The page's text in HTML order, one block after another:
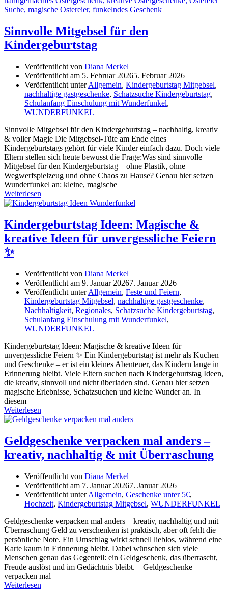
Sinnvolle Mitgebsel für den
Kindergeburtstag
Veröffentlicht von Diana Merkel
Veröffentlicht am 5. Februar 20265. Februar 2026
Veröffentlicht unterAllgemein, Kindergeburtstag Mitgebsel,
nachhaltige gastgeschenke, Schatzsuche Kindergeburtstag,
Schulanfang Einschulung mit Wunderfunkel,
WUNDERFUNKEL
Sinnvolle Mitgebsel für den Kindergeburtstag – nachhaltig, kreativ
& voller Magie Die Mitgebsel-Tüte am Ende eines
Kindergeburtstags gehört für viele Kinder einfach dazu. Doch viele
Eltern stellen sich heute bewusst die Frage:Was sind sinnvolle
Mitgebsel für den Kindergeburtstag – ohne Plastik, ohne
Wegwerfspielzeug und ohne Chaos zu Hause? Genau hier setzen
Wunderfunkel an: kleine, magische
Weiterlesen
Kindergeburtstag Ideen: Magische &
kreative Ideen für unvergessliche Feiern
✨
Veröffentlicht von Diana Merkel
Veröffentlicht am 9. Januar 20267. Januar 2026
Veröffentlicht unterAllgemein, Feste und Feiern,
Kindergeburtstag Mitgebsel, nachhaltige gastgeschenke,
Nachhaltigkeit, Regionales, Schatzsuche Kindergeburtstag,
Schulanfang Einschulung mit Wunderfunkel,
WUNDERFUNKEL
Kindergeburtstag Ideen: Magische & kreative Ideen für
unvergessliche Feiern ✨ Ein Kindergeburtstag ist mehr als Kuchen
und Geschenke – er ist ein kleines Abenteuer, das Kindern lange in
Erinnerung bleibt. Viele Eltern suchen nach Kindergeburtstag Ideen,
die kreativ, sinnvoll und nicht überladen sind. Genau hier setzen
magische Erlebnisse, Schatzsuchen und kleine Wunder an. In
diesem
Weiterlesen
Geldgeschenke verpacken mal anders –
kreativ, nachhaltig & mit Überraschung
Veröffentlicht von Diana Merkel
Veröffentlicht am 7. Januar 20267. Januar 2026
Veröffentlicht unterAllgemein, Geschenke unter 5€,
Hochzeit, Kindergeburtstag Mitgebsel, WUNDERFUNKEL
Geldgeschenke verpacken mal anders – kreativ, nachhaltig und mit
Überraschung Geld zu verschenken ist praktisch, aber oft fehlt die
persönliche Note. Ein Umschlag wirkt schnell lieblos, während eine
Karte kaum in Erinnerung bleibt. Dabei wünschen sich viele
Menschen genau das Gegenteil: ein Geldgeschenk, das überrascht,
Freude auslöst und im Gedächtnis bleibt. – Geldgeschenke
verpacken mal
Weiterlesen